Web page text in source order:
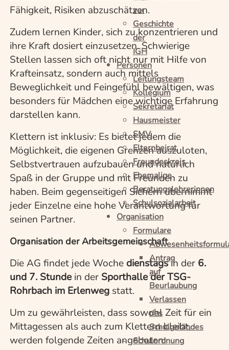
vor
Geschichte
der
IGH
Personen
Leitungsteam
Kollegium
Sekretariat
Hausmeister
SMV
Elternbeirat
Freundeskreis
Ehemalige
Beratungslehrerinnen
Schulsozialarbeit
Organisation
Formulare
Antrag
auf
Beurlaubung
Verlassen
des
Schulgeländes
Schulordnung
Fähigkeit, Risiken abzuschätzen.
Zudem lernen Kinder, sich zu konzentrieren und
ihre Kraft dosiert einzusetzen. Schwierige
Stellen lassen sich oft nicht nur mit Hilfe von
Krafteinsatz, sondern auch mittels
Beweglichkeit und Feingefühl bewältigen, was
besonders für Mädchen eine wichtige Erfahrung
darstellen kann.
Klettern ist inklusiv: Es bietet jedem die
Möglichkeit, die eigenen Grenzen auszuloten,
Selbstvertrauen aufzubauen und natürlich
Spaß in der Gruppe und mit Freunden zu
haben. Beim gegenseitigen Sichern übernimmt
jeder Einzelne eine hohe Verantwortung für
seinen Partner.
Organisation der Arbeitsgemeinschaft
Die AG findet jede Woche dienstagsin der 6.
und 7. Stundein der Sporthalle der TSG-
Rohrbach im Erlenweg statt.
Um zu gewährleisten, dass sowohl Zeit für ein
Mittagessen als auch zum Klettern bleibt,
werden folgende Zeiten angeboten: